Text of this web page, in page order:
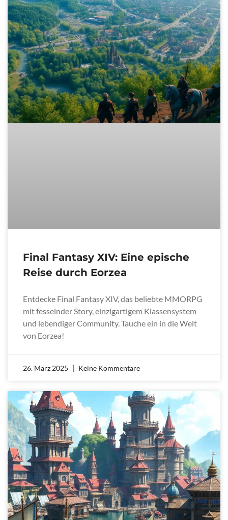
Final Fantasy XIV: Eine epische
Reise durch Eorzea
Entdecke Final Fantasy XIV, das beliebte MMORPG
mit fesselnder Story, einzigartigem Klassensystem
und lebendiger Community. Tauche ein in die Welt
von Eorzea!
26. März 2025 Keine Kommentare